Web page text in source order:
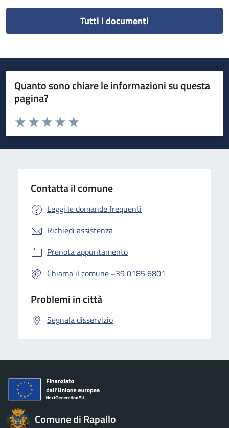
Tutti i documenti
Quanto sono chiare le informazioni su questa
pagina?
Valuta da 1 a 5 stelle la pagina
Valuta 5 stelle su 5
Valuta 4 stelle su 5
Valuta 3 stelle su 5
Valuta 2 stelle su 5
Valuta 1 stelle su 5
Contatta il comune
Leggi le domande frequenti
Richiedi assistenza
Prenota appuntamento
Chiama il comune +39 0185 6801
Problemi in città
Segnala disservizio
Comune di Rapallo